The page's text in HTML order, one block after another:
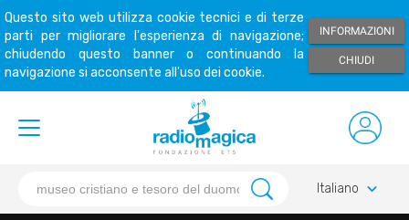
Questo sito web utilizza cookie tecnici e di terze
parti per migliorare l'esperienza di navigazione;
chiudendo questo banner o continuando la
navigazione si acconsente all'uso dei cookie.
INFORMAZIONI
CHIUDI
Italiano keyboard_arrow_down